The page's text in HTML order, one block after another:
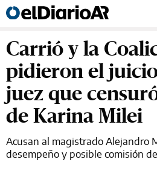
Carrió y la
pidieron el
juez que
de Karina Milei
Acusan al magistrado Alejandro
desempeño y posible comisión